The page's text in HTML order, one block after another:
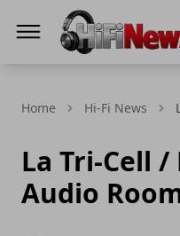
Home Hi-Fi News
La Tri-Cell
Audio